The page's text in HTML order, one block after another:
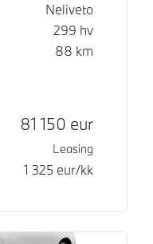
Neliveto
299 hv
88 km
Hinta
81 150 eur
Leasing
1 325 eur/kk